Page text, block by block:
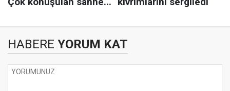
HABERE YORUM KAT